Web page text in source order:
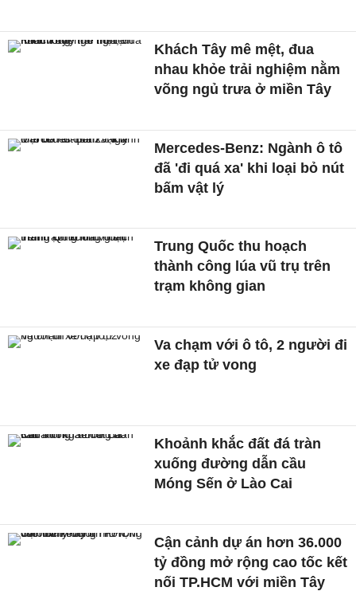
Khách Tây mê mệt, đua
nhau khỏe trải nghiệm nằm
võng ngủ trưa ở miền Tây
Mercedes-Benz: Ngành ô tô
đã 'đi quá xa' khi loại bỏ nút
bấm vật lý
Trung Quốc thu hoạch
thành công lúa vũ trụ trên
trạm không gian
Va chạm với ô tô, 2 người đi
xe đạp tử vong
Khoảnh khắc đất đá tràn
xuống đường dẫn cầu
Móng Sến ở Lào Cai
Cận cảnh dự án hơn 36.000
tỷ đồng mở rộng cao tốc kết
nối TP.HCM với miền Tây